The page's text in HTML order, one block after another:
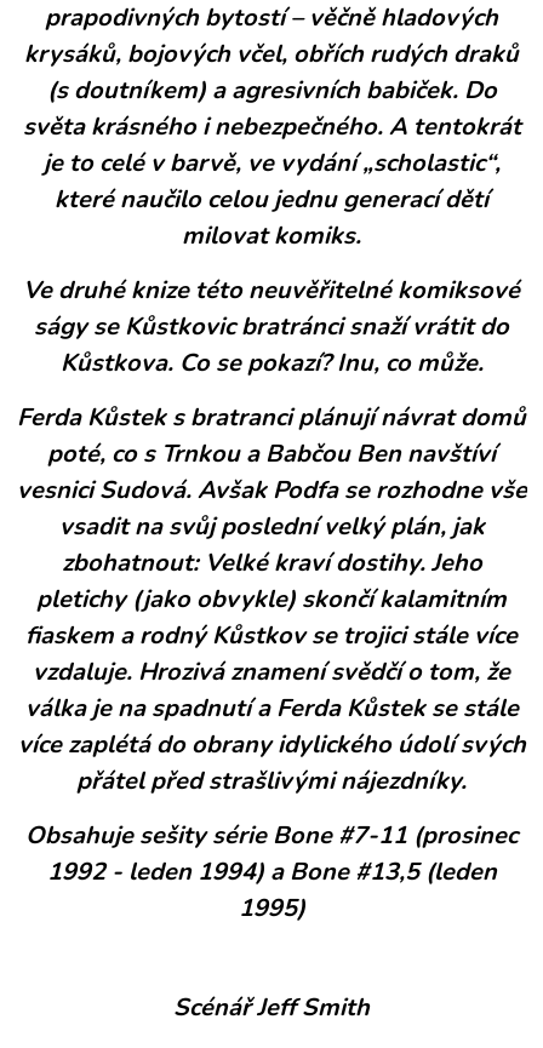
prapodivných bytostí – věčně hladových
krysáků, bojových včel, obřích rudých draků
(s doutníkem) a agresivních babiček. Do
světa krásného i nebezpečného. A tentokrát
je to celé v barvě, ve vydání „scholastic“,
které naučilo celou jednu generací dětí
milovat komiks.
Ve druhé knize této neuvěřitelné komiksové
ságy se Kůstkovic bratránci snaží vrátit do
Kůstkova. Co se pokazí? Inu, co může.
Ferda Kůstek s bratranci plánují návrat domů
poté, co s Trnkou a Babčou Ben navštíví
vesnici Sudová. Avšak Podfa se rozhodne vše
vsadit na svůj poslední velký plán, jak
zbohatnout: Velké kraví dostihy. Jeho
pletichy (jako obvykle) skončí kalamitním
fiaskem a rodný Kůstkov se trojici stále více
vzdaluje. Hrozivá znamení svědčí o tom, že
válka je na spadnutí a Ferda Kůstek se stále
více zaplétá do obrany idylického údolí svých
přátel před strašlivými nájezdníky.
Obsahuje sešity série Bone #7-11 (prosinec
1992 - leden 1994) a Bone #13,5 (leden
1995)
Scénář Jeff Smith